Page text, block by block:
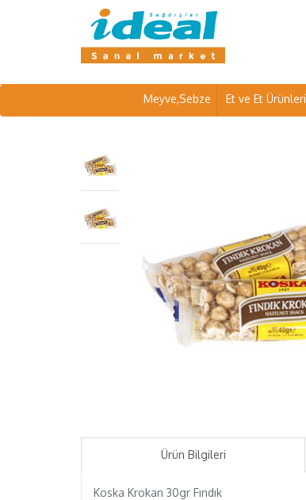
Meyve,Sebze Et ve Et Ürünleri
Ürün Bilgileri
Koska Krokan 30gr Fındık